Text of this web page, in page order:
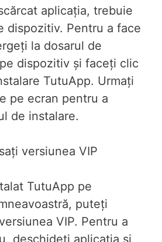
aplicația, trebuie
dispozitiv. Pentru a face
la dosarul de
dispozitiv și faceți clic
TutuApp. Urmați
pe ecran pentru a
de instalare.
versiunea VIP
TutuApp pe
puteți
VIP. Pentru a
deschideți aplicația și